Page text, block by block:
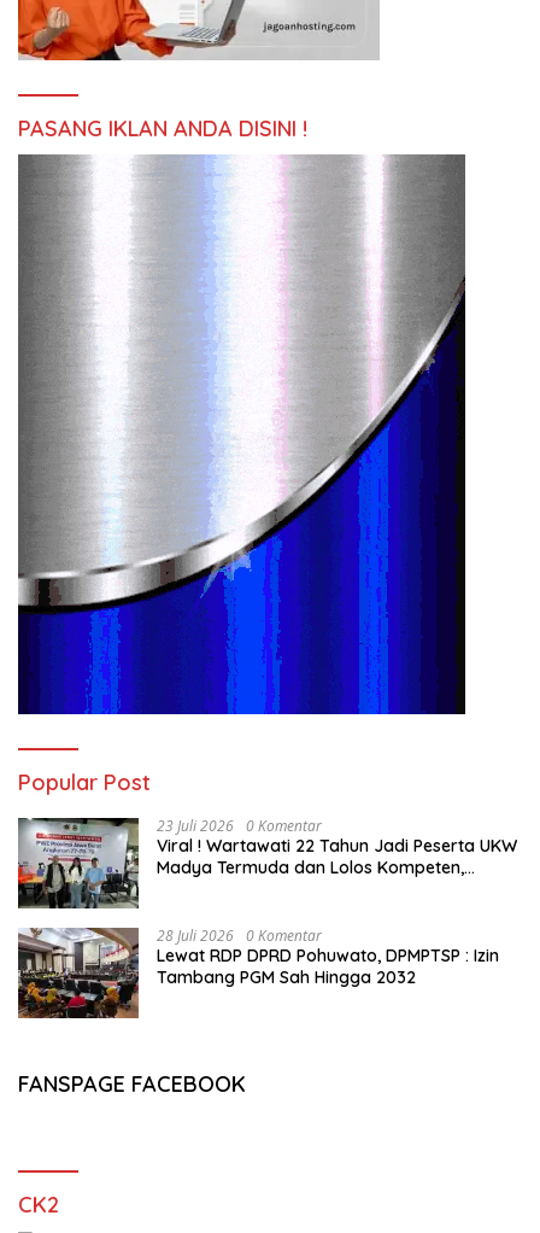
PASANG IKLAN ANDA DISINI !
Popular Post
23 Juli 2026 0 Komentar
Viral ! Wartawati 22 Tahun Jadi Peserta UKW
Madya Termuda dan Lolos Kompeten,
28 Juli 2026 0 Komentar
Lewat RDP DPRD Pohuwato, DPMPTSP : Izin
Tambang PGM Sah Hingga 2032
FANSPAGE FACEBOOK
CK2